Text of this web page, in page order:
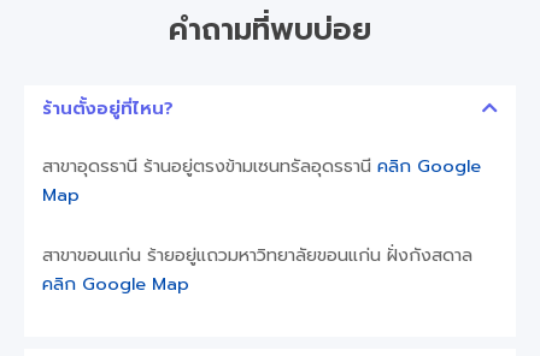
คำถามที่พบบ่อย
ร้านตั้งอยู่ที่ไหน?
สาขาอุดรธานี ร้านอยู่ตรงข้ามเซนทรัลอุดรธานี คลิก Google
Map
สาขาขอนแก่น ร้ายอยู่แถวมหาวิทยาลัยขอนแก่น ฝั่งกังสดาล
คลิก Google Map